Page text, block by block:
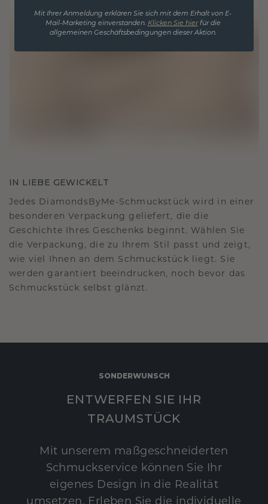
IN LIEBE GEWICKELT
Jedes DiamondsByMe-Schmuckstück wird in einer
besonderen Verpackung geliefert, die die
Geschichte Ihres Geschenks beginnt. Wählen Sie
die Verpackung, die zu Ihrem Stil passt und zeigt,
wie viel Ihnen an dem Schmuckstück liegt. Sie
werden garantiert beeindrucken, noch bevor das
Schmuckstück selbst glänzt.
SONDERWUNSCH
ENTWERFEN SIE IHR
TRAUMSTÜCK
Mit unserem maßgeschneiderten
Schmuckservice können Sie Ihr
eigenes Design in die Realität
umsetzen. Erleben Sie die individuelle
Mit Ihrer Anmeldung erklären Sie sich mit dem Erhalt von E-
Mail-Marketing einverstanden. Klicken Sie hierfür die
allgemeinen Geschäftsbedingungen dieser Aktion.